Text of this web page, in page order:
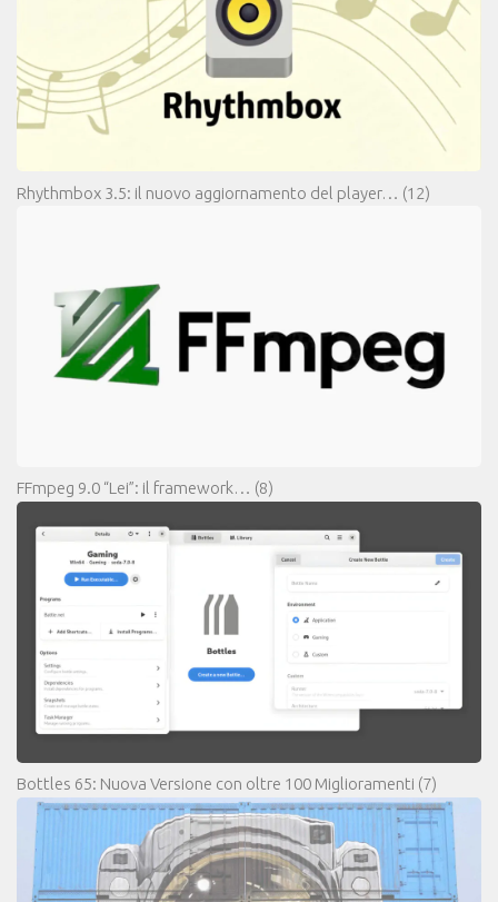
Rhythmbox 3.5: il nuovo aggiornamento del player… (12)
FFmpeg 9.0 “Lei”: il framework… (8)
Bottles 65: Nuova Versione con oltre 100 Miglioramenti (7)